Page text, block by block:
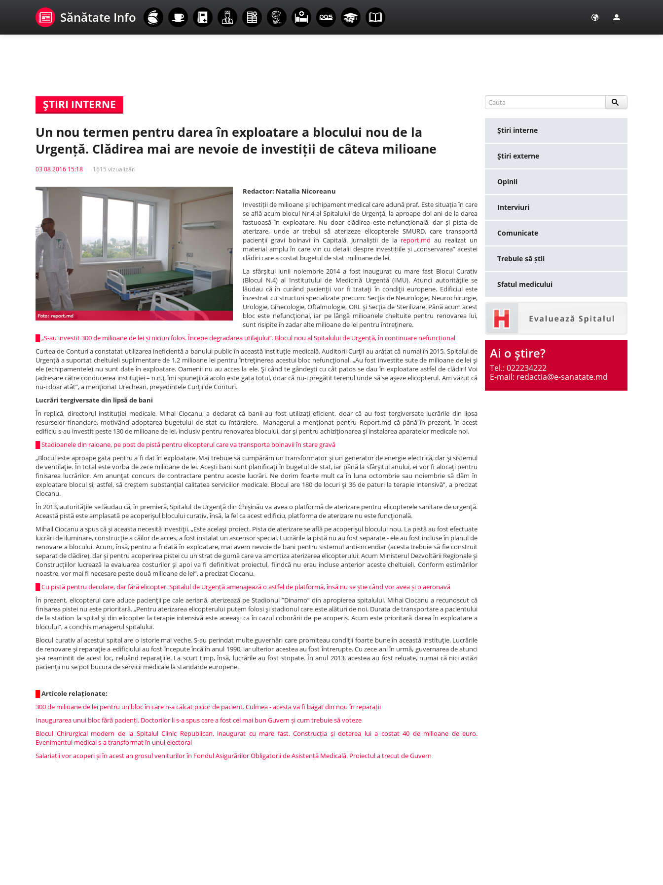
Sănătate Info
ŞTIRI INTERNE
Un nou termen pentru darea în exploatare a blocului nou de la
Urgență. Clădirea mai are nevoie de investiții de câteva milioane
03 08 2016 15:18 1615 vizualizări
Redactor: Natalia Nicoreanu
Investiții de milioane și echipament medical care adună praf. Este situația în care
se află acum blocul Nr.4 al Spitalului de Urgență, la aproape doi ani de la darea
fastuoasă în exploatare. Nu doar clădirea este nefuncțională, dar și pista de
aterizare, unde ar trebui să aterizeze elicopterele SMURD, care transportă
pacienții gravi bolnavi în Capitală. Jurnaliștii de la report.md au realizat un
material amplu în care vin cu detalii despre investițiile și „conservarea” acestei
clădiri care a costat bugetul de stat milioane de lei.
La sfârşitul lunii noiembrie 2014 a fost inaugurat cu mare fast Blocul Curativ
(Blocul N.4) al Institutului de Medicină Urgentă (IMU). Atunci autorităţile se
lăudau că în curând pacienţii vor fi trataţi în condiţii europene. Edificiul este
înzestrat cu structuri specializate precum: Secţia de Neurologie, Neurochirurgie,
Urologie, Ginecologie, Oftalmologie, ORL şi Secţia de Sterilizare. Până acum acest
bloc este nefuncţional, iar pe lângă milioanele cheltuite pentru renovarea lui,
sunt risipite în zadar alte milioane de lei pentru întreţinere.
„S-au investit 300 de milioane de lei și niciun folos. Începe degradarea utilajului”. Blocul nou al Spitalului de Urgență, în continuare nefuncțional
Curtea de Conturi a constatat utilizarea ineficientă a banului public în această instituţie medicală. Auditorii Curţii au arătat că numai în 2015, Spitalul de
Urgenţă a suportat cheltuieli suplimentare de 1,2 milioane lei pentru întreţinerea acestui bloc nefuncţional. „Au fost investite sute de milioane de lei şi
ele (echipamentele) nu sunt date în exploatare. Oamenii nu au acces la ele. Şi când te gândeşti cu cât patos se dau în exploatare astfel de clădiri! Voi
(adresare către conducerea instituţiei – n.n.), îmi spuneţi că acolo este gata totul, doar că nu-i pregătit terenul unde să se aşeze elicopterul. Am văzut că
nu-i doar atât”, a menţionat Urechean, preşedintele Curţii de Conturi.
Lucrări tergiversate din lipsă de bani
În replică, directorul instituţiei medicale, Mihai Ciocanu, a declarat că banii au fost utilizaţi eficient, doar că au fost tergiversate lucrările din lipsa
resurselor financiare, motivând adoptarea bugetului de stat cu întârziere. Managerul a menţionat pentru Report.md că până în prezent, în acest
edificiu s-au investit peste 130 de milioane de lei, inclusiv pentru renovarea blocului, dar şi pentru achiziţionarea şi instalarea aparatelor medicale noi.
Stadioanele din raioane, pe post de pistă pentru elicopterul care va transporta bolnavii în stare gravă
„Blocul este aproape gata pentru a fi dat în exploatare. Mai trebuie să cumpărăm un transformator şi un generator de energie electrică, dar şi sistemul
de ventilaţie. În total este vorba de zece milioane de lei. Aceşti bani sunt planificaţi în bugetul de stat, iar până la sfârşitul anului, ei vor fi alocaţi pentru
finisarea lucrărilor. Am anunţat concurs de contractare pentru aceste lucrări. Ne dorim foarte mult ca în luna octombrie sau noiembrie să dăm în
exploatare blocul și, astfel, să creștem substanțial calitatea serviciilor medicale. Blocul are 180 de locuri şi 36 de paturi la terapie intensivă”, a precizat
Ciocanu.
În 2013, autorităţile se lăudau că, în premieră, Spitalul de Urgenţă din Chişinău va avea o platformă de aterizare pentru elicopterele sanitare de urgenţă.
Această pistă este amplasată pe acoperişul blocului curativ, însă, la fel ca acest edificiu, platforma de aterizare nu este funcţională.
Mihail Ciocanu a spus că şi aceasta necesită investiţii. „Este acelaşi proiect. Pista de aterizare se află pe acoperişul blocului nou. La pistă au fost efectuate
lucrări de iluminare, construcţie a căilor de acces, a fost instalat un ascensor special. Lucrările la pistă nu au fost separate - ele au fost incluse în planul de
renovare a blocului. Acum, însă, pentru a fi dată în exploatare, mai avem nevoie de bani pentru sistemul anti-incendiar (acesta trebuie să fie construit
separat de clădire), dar şi pentru acoperirea pistei cu un strat de gumă care va amortiza aterizarea elicopterului. Acum Ministerul Dezvoltării Regionale şi
Construcţiilor lucrează la evaluarea costurilor şi apoi va fi definitivat proiectul, fiindcă nu erau incluse anterior aceste cheltuieli. Conform estimărilor
noastre, vor mai fi necesare peste două milioane de lei”, a precizat Ciocanu.
Cu pistă pentru decolare, dar fără elicopter. Spitalul de Urgență amenajează o astfel de platformă, însă nu se știe când vor avea și o aeronavă
În prezent, elicopterul care aduce pacienţii pe cale aeriană, aterizează pe Stadionul ”Dinamo” din apropierea spitalului. Mihai Ciocanu a recunoscut că
finisarea pistei nu este prioritară. „Pentru aterizarea elicopterului putem folosi şi stadionul care este alături de noi. Durata de transportare a pacientului
de la stadion la spital şi din elicopter la terapie intensivă este aceeaşi ca în cazul coborârii de pe acoperiș. Acum este prioritară darea în exploatare a
blocului”, a conchis managerul spitalului.
Blocul curativ al acestui spital are o istorie mai veche. S-au perindat multe guvernări care promiteau condiţii foarte bune în această instituţie. Lucrările
de renovare şi reparaţie a edificiului au fost începute încă în anul 1990, iar ulterior acestea au fost întrerupte. Cu zece ani în urmă, guvernarea de atunci
şi-a reamintit de acest loc, reluând reparaţiile. La scurt timp, însă, lucrările au fost stopate. În anul 2013, acestea au fost reluate, numai că nici astăzi
pacienţii nu se pot bucura de servicii medicale la standarde europene.
Articole relaționate:
300 de milioane de lei pentru un bloc în care n-a călcat picior de pacient. Culmea - acesta va fi băgat din nou în reparații
Inaugurarea unui bloc fără pacienți. Doctorilor li s-a spus care a fost cel mai bun Guvern și cum trebuie să voteze
Blocul Chirurgical modern de la Spitalul Clinic Republican, inaugurat cu mare fast. Construcția și dotarea lui a costat 40 de milioane de euro.
Evenimentul medical s-a transformat în unul electoral
Salariații vor acoperi și în acest an grosul veniturilor în Fondul Asigurărilor Obligatorii de Asistență Medicală. Proiectul a trecut de Guvern
Ştiri interne
Ştiri externe
Opinii
Interviuri
Comunicate
Trebuie să știi
Sfatul medicului
Ai o ştire?
Tel.: 022234222
E-mail: redactia@e-sanatate.md